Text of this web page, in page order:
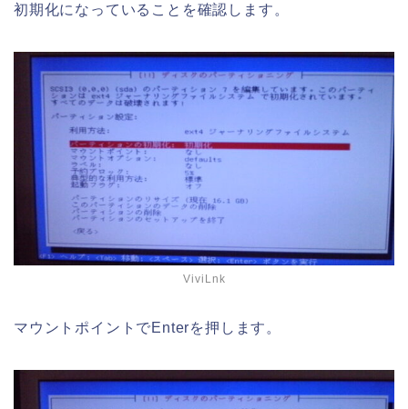
初期化になっていることを確認します。
ViviLnk
マウントポイントでEnterを押します。